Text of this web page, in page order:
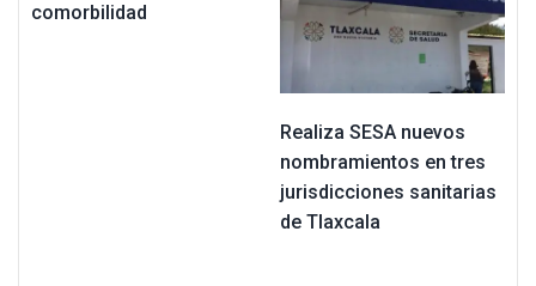
comorbilidad
Realiza SESA nuevos
nombramientos en tres
jurisdicciones sanitarias
de Tlaxcala